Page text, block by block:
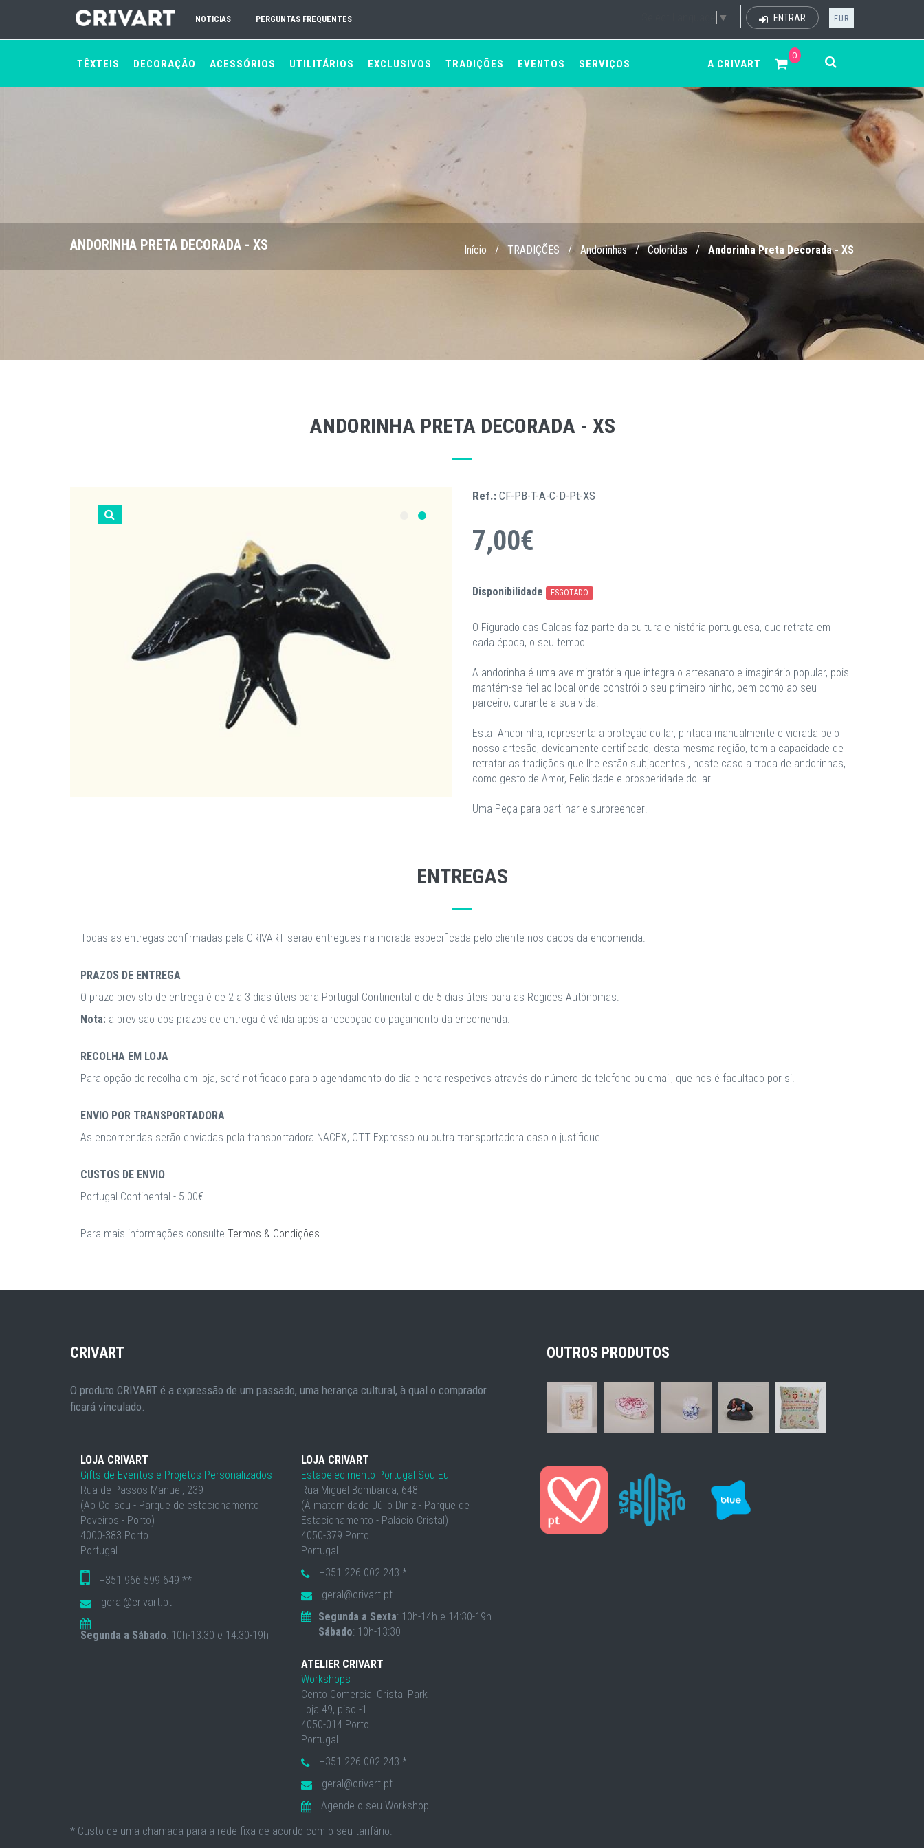
NOTICIAS PERGUNTAS FREQUENTES ▼ ENTRAR EUR
TÊXTEIS DECORAÇÃO ACESSÓRIOS UTILITÁRIOS EXCLUSIVOS TRADIÇÕES EVENTOS SERVIÇOS
0
A CRIVART
ANDORINHA PRETA DECORADA - XS Início / TRADIÇÕES / Andorinhas / Coloridas / Andorinha Preta Decorada - XS
ANDORINHA PRETA DECORADA - XS
Ref.: CF-PB-T-A-C-D-Pt-XS
7,00€
Disponibilidade ESGOTADO
O Figurado das Caldas faz parte da cultura e história portuguesa, que retrata em
cada época, o seu tempo.
A andorinha é uma ave migratória que integra o artesanato e imaginário popular, pois
mantém-se fiel ao local onde constrói o seu primeiro ninho, bem como ao seu
parceiro, durante a sua vida.
Esta Andorinha, representa a proteção do lar, pintada manualmente e vidrada pelo
nosso artesão, devidamente certificado, desta mesma região, tem a capacidade de
retratar as tradições que lhe estão subjacentes , neste caso a troca de andorinhas,
como gesto de Amor, Felicidade e prosperidade do lar!
Uma Peça para partilhar e surpreender!
ENTREGAS
Todas as entregas confirmadas pela CRIVART serão entregues na morada especificada pelo cliente nos dados da encomenda.
PRAZOS DE ENTREGA
O prazo previsto de entrega é de 2 a 3 dias úteis para Portugal Continental e de 5 dias úteis para as Regiões Autónomas.
Nota: a previsão dos prazos de entrega é válida após a recepção do pagamento da encomenda.
RECOLHA EM LOJA
Para opção de recolha em loja, será notificado para o agendamento do dia e hora respetivos através do número de telefone ou email, que nos é facultado por si.
ENVIO POR TRANSPORTADORA
As encomendas serão enviadas pela transportadora NACEX, CTT Expresso ou outra transportadora caso o justifique.
CUSTOS DE ENVIO
Portugal Continental - 5.00€
Para mais informações consulte Termos & Condições.
CRIVART
O produto CRIVART é a expressão de um passado, uma herança cultural, à qual o comprador
ficará vinculado.
LOJA CRIVART
Gifts de Eventos e Projetos Personalizados
Rua de Passos Manuel, 239
(Ao Coliseu - Parque de estacionamento
Poveiros - Porto)
4000-383 Porto
Portugal
+351 966 599 649 **
geral@crivart.pt
Segunda a Sábado: 10h-13:30 e 14:30-19h
LOJA CRIVART
Estabelecimento Portugal Sou Eu
Rua Miguel Bombarda, 648
(À maternidade Júlio Diniz - Parque de
Estacionamento - Palácio Cristal)
4050-379 Porto
Portugal
+351 226 002 243 *
geral@crivart.pt
Segunda a Sexta: 10h-14h e 14:30-19h
Sábado: 10h-13:30
ATELIER CRIVART
Workshops
Cento Comercial Cristal Park
Loja 49, piso -1
4050-014 Porto
Portugal
+351 226 002 243 *
geral@crivart.pt
Agende o seu Workshop
OUTROS PRODUTOS
* Custo de uma chamada para a rede fixa de acordo com o seu tarifário.